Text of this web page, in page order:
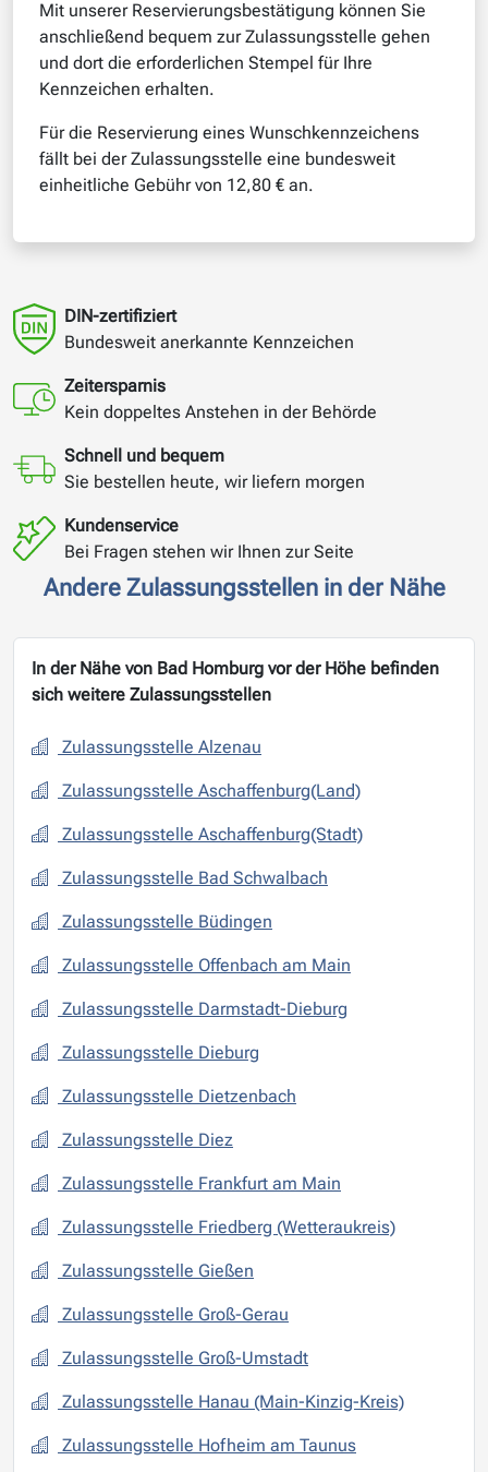
Mit unserer Reservierungsbestätigung können Sie
anschließend bequem zur Zulassungsstelle gehen
und dort die erforderlichen Stempel für Ihre
Kennzeichen erhalten.
Für die Reservierung eines Wunschkennzeichens
fällt bei der Zulassungsstelle eine bundesweit
einheitliche Gebühr von 12,80 € an.
DIN-zertifiziert
Bundesweit anerkannte Kennzeichen
Zeitersparnis
Kein doppeltes Anstehen in der Behörde
Schnell und bequem
Sie bestellen heute, wir liefern morgen
Kundenservice
Bei Fragen stehen wir Ihnen zur Seite
Andere Zulassungsstellen in der Nähe
In der Nähe von Bad Homburg vor der Höhe befinden
sich weitere Zulassungsstellen
Zulassungsstelle Alzenau
Zulassungsstelle Aschaffenburg(Land)
Zulassungsstelle Aschaffenburg(Stadt)
Zulassungsstelle Bad Schwalbach
Zulassungsstelle Büdingen
Zulassungsstelle Offenbach am Main
Zulassungsstelle Darmstadt-Dieburg
Zulassungsstelle Dieburg
Zulassungsstelle Dietzenbach
Zulassungsstelle Diez
Zulassungsstelle Frankfurt am Main
Zulassungsstelle Friedberg (Wetteraukreis)
Zulassungsstelle Gießen
Zulassungsstelle Groß-Gerau
Zulassungsstelle Groß-Umstadt
Zulassungsstelle Hanau (Main-Kinzig-Kreis)
Zulassungsstelle Hofheim am Taunus